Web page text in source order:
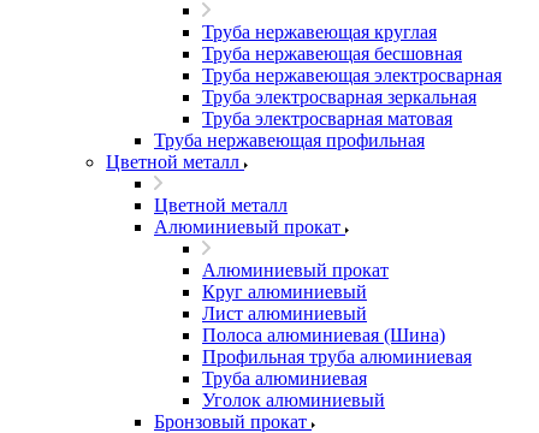
Труба нержавеющая круглая
Труба нержавеющая бесшовная
Труба нержавеющая электросварная
Труба электросварная зеркальная
Труба электросварная матовая
Труба нержавеющая профильная
Цветной металл
Цветной металл
Алюминиевый прокат
Алюминиевый прокат
Круг алюминиевый
Лист алюминиевый
Полоса алюминиевая (Шина)
Профильная труба алюминиевая
Труба алюминиевая
Уголок алюминиевый
Бронзовый прокат